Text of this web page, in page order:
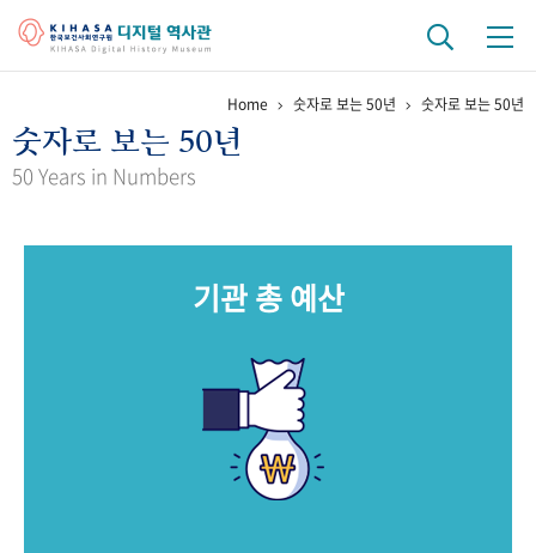
걸어온 길 기관 변천사 역대 기관장
키워드로 보는 연구 역사
문서 기록물 행정박물
Home 숫자로 보는 50년 숫자로 보는 50년
숫자로 보는 50년
50 Years in Numbers
기관 총 예산